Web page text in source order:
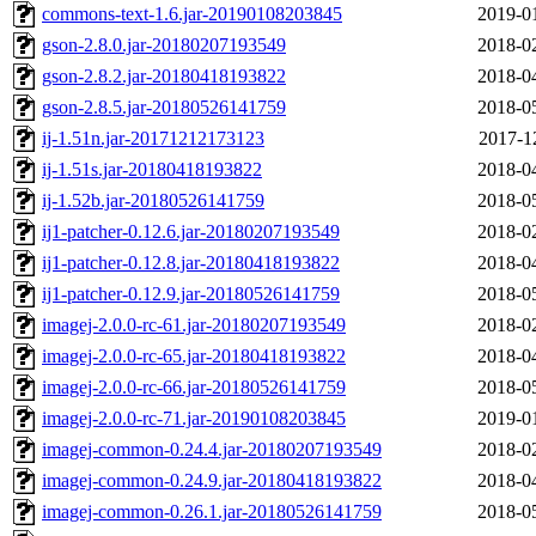
commons-text-1.6.jar-20190108203845
2019-
gson-2.8.0.jar-20180207193549
2018-
gson-2.8.2.jar-20180418193822
2018-
gson-2.8.5.jar-20180526141759
2018-
ij-1.51n.jar-20171212173123
2017-
ij-1.51s.jar-20180418193822
2018-
ij-1.52b.jar-20180526141759
2018-
ij1-patcher-0.12.6.jar-20180207193549
2018-
ij1-patcher-0.12.8.jar-20180418193822
2018-
ij1-patcher-0.12.9.jar-20180526141759
2018-
imagej-2.0.0-rc-61.jar-20180207193549
2018-
imagej-2.0.0-rc-65.jar-20180418193822
2018-
imagej-2.0.0-rc-66.jar-20180526141759
2018-
imagej-2.0.0-rc-71.jar-20190108203845
2019-
imagej-common-0.24.4.jar-20180207193549
2018-
imagej-common-0.24.9.jar-20180418193822
2018-
imagej-common-0.26.1.jar-20180526141759
2018-